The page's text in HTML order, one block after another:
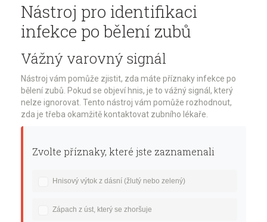
Nástroj pro identifikaci
infekce po bělení zubů
Vážný varovný signál
Nástroj vám pomůže zjistit, zda máte příznaky infekce po
bělení zubů. Pokud se objeví hnis, je to vážný signál, který
nelze ignorovat. Tento nástroj vám pomůže rozhodnout,
zda je třeba okamžitě kontaktovat zubního lékaře.
Zvolte příznaky, které jste zaznamenali
Hnisový výtok z dásní (žlutý nebo zelený)
Zápach z úst, který se zhoršuje